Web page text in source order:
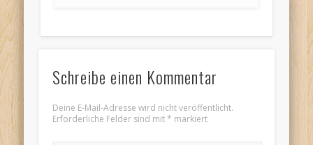
Schreibe einen Kommentar
Deine E-Mail-Adresse wird nicht veröffentlicht.
Erforderliche Felder sind mit* markiert